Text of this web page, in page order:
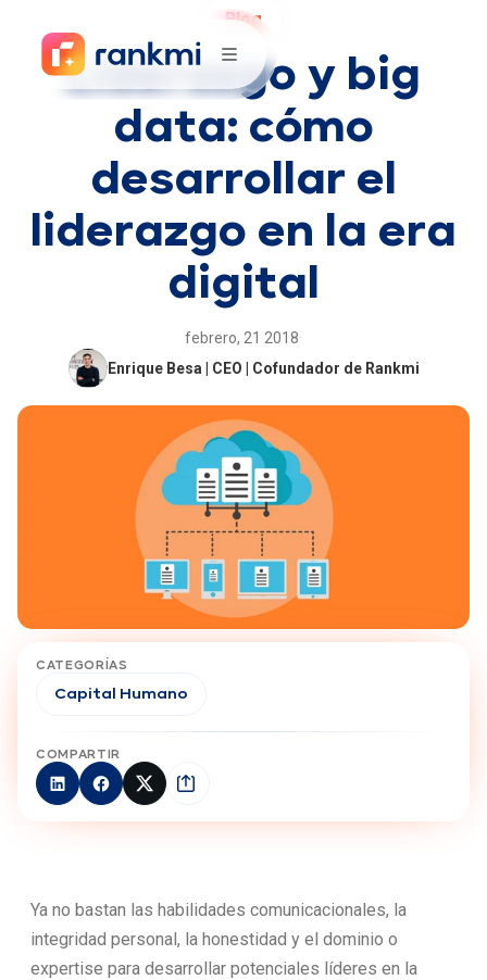
Blog
Liderazgo y big
data: cómo
desarrollar el
liderazgo en la era
digital
febrero, 21 2018·
Enrique Besa | CEO | Cofundador de Rankmi
CATEGORÍAS
Capital Humano
COMPARTIR
Ya no bastan las habilidades comunicacionales, la
integridad personal, la honestidad y el dominio o
expertise para desarrollar potenciales líderes en la